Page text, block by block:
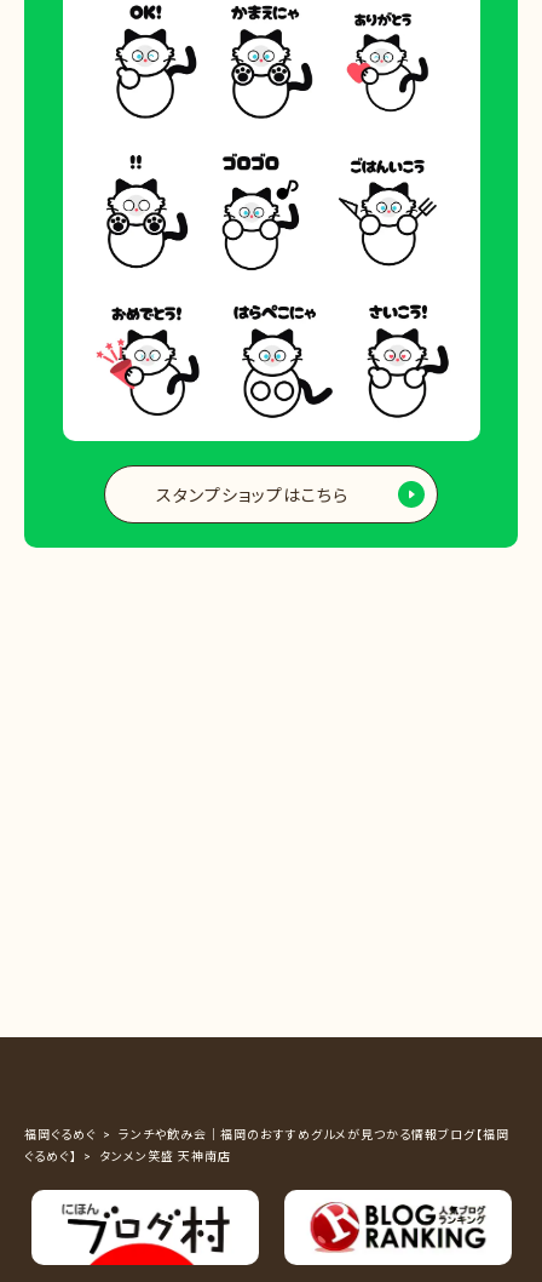
スタンプショップはこちら
福岡ぐるめぐ
ランチや飲み会｜福岡のおすすめグルメが見つかる情報ブログ【福岡
ぐるめぐ】
タンメン笑盛 天神南店